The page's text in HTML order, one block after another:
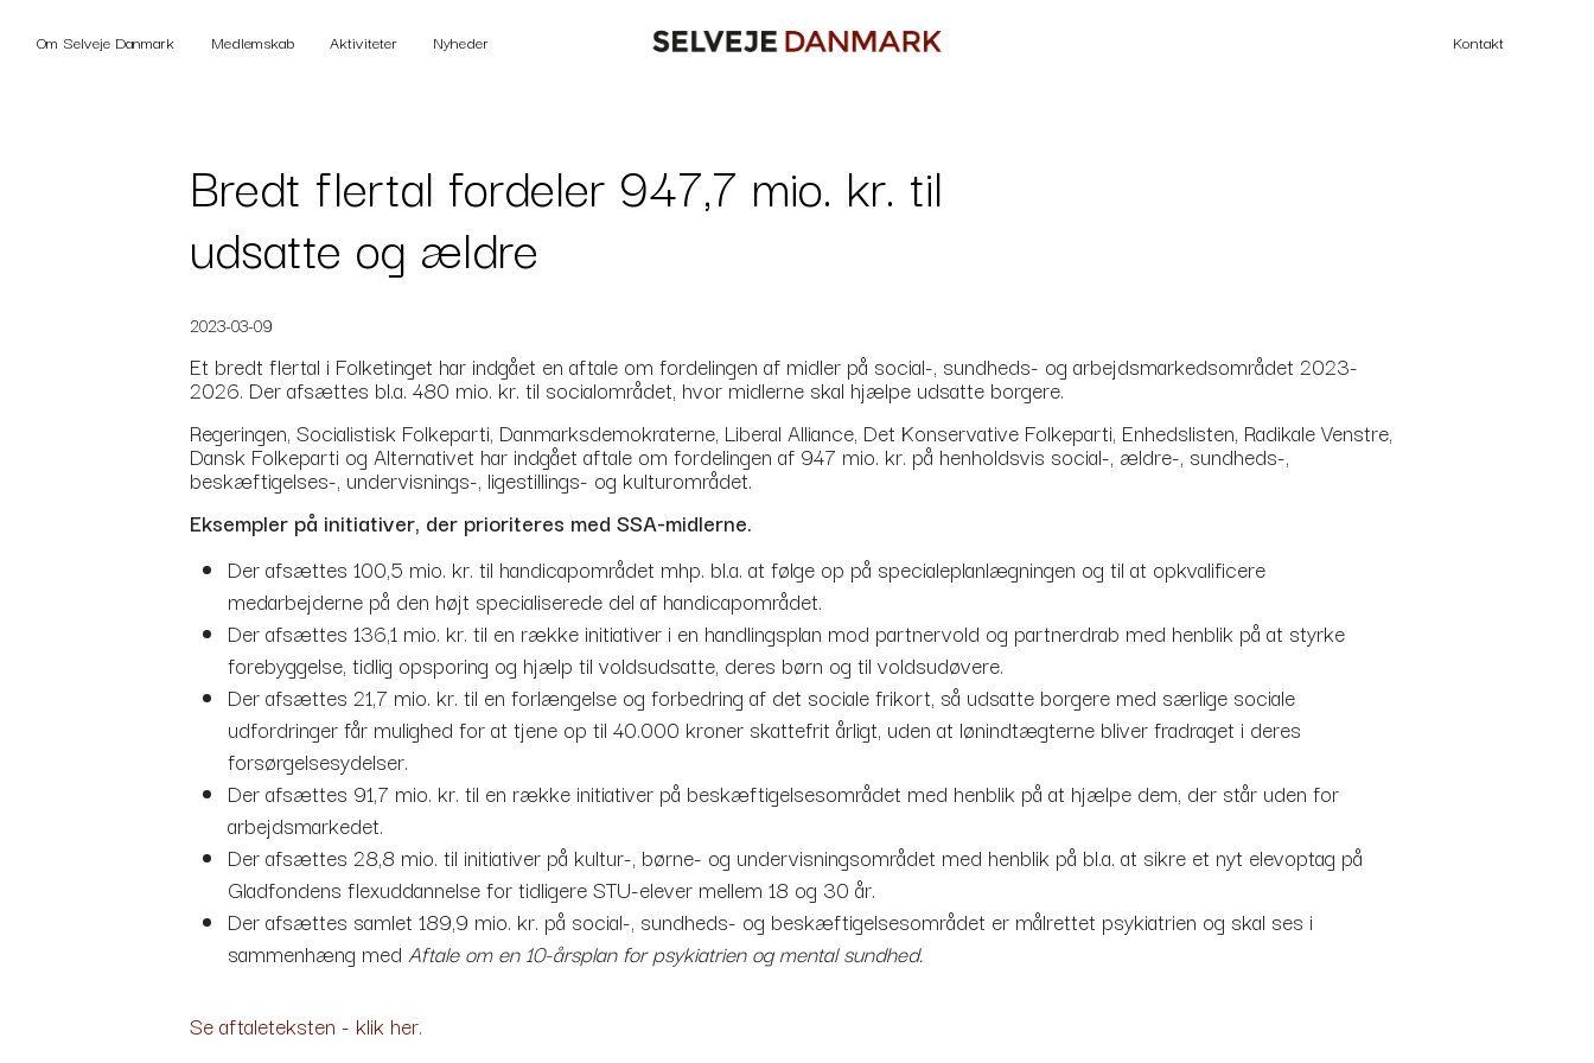
Om Selveje Danmark Medlemskab Aktiviteter Nyheder Kontakt
Bredt flertal fordeler 947,7 mio. kr. til
udsatte og ældre
2023-03-09
Et bredt flertal i Folketinget har indgået en aftale om fordelingen af midler på social-, sundheds- og arbejdsmarkedsområdet 2023-
2026. Der afsættes bl.a. 480 mio. kr. til socialområdet, hvor midlerne skal hjælpe udsatte borgere.
Regeringen, Socialistisk Folkeparti, Danmarksdemokraterne, Liberal Alliance, Det Konservative Folkeparti, Enhedslisten, Radikale Venstre,
Dansk Folkeparti og Alternativet har indgået aftale om fordelingen af 947 mio. kr. på henholdsvis social-, ældre-, sundheds-,
beskæftigelses-, undervisnings-, ligestillings- og kulturområdet.
Eksempler på initiativer, der prioriteres med SSA-midlerne.
Der afsættes 100,5 mio. kr. til handicapområdet mhp. bl.a. at følge op på specialeplanlægningen og til at opkvalificere
medarbejderne på den højt specialiserede del af handicapområdet.
Der afsættes 136,1 mio. kr. til en række initiativer i en handlingsplan mod partnervold og partnerdrab med henblik på at styrke
forebyggelse, tidlig opsporing og hjælp til voldsudsatte, deres børn og til voldsudøvere.
Der afsættes 21,7 mio. kr. til en forlængelse og forbedring af det sociale frikort, så udsatte borgere med særlige sociale
udfordringer får mulighed for at tjene op til 40.000 kroner skattefrit årligt, uden at lønindtægterne bliver fradraget i deres
forsørgelsesydelser.
Der afsættes 91,7 mio. kr. til en række initiativer på beskæftigelsesområdet med henblik på at hjælpe dem, der står uden for
arbejdsmarkedet.
Der afsættes 28,8 mio. til initiativer på kultur-, børne- og undervisningsområdet med henblik på bl.a. at sikre et nyt elevoptag på
Gladfondens flexuddannelse for tidligere STU-elever mellem 18 og 30 år.
Der afsættes samlet 189,9 mio. kr. på social-, sundheds- og beskæftigelsesområdet er målrettet psykiatrien og skal ses i
sammenhæng med Aftale om en 10-årsplan for psykiatrien og mental sundhed.
Se aftaleteksten - klik her.